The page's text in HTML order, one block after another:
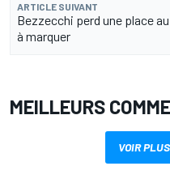
ARTICLE SUIVANT
Bezzecchi perd une place
à marquer
MEILLEURS
VOIR